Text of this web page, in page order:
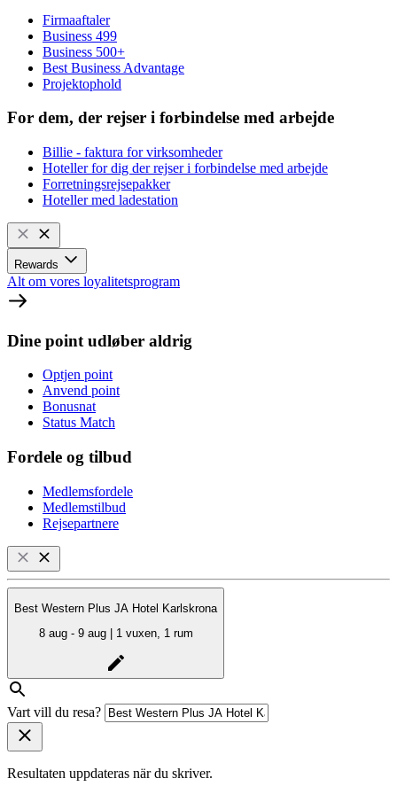
Firmaaftaler
Business 499
Business 500+
Best Business Advantage
Projektophold
For dem, der rejser i forbindelse med arbejde
Billie - faktura for virksomheder
Hoteller for dig der rejser i forbindelse med arbejde
Forretningsrejsepakker
Hoteller med ladestation
Rewards
Alt om vores loyalitetsprogram
Dine point udløber aldrig
Optjen point
Anvend point
Bonusnat
Status Match
Fordele og tilbud
Medlemsfordele
Medlemstilbud
Rejsepartnere
Best Western Plus JA Hotel Karlskrona
8 aug - 9 aug | 1 vuxen, 1 rum
Vart vill du resa?
Resultaten uppdateras när du skriver.